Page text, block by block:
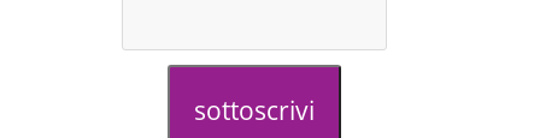
sottoscrivi